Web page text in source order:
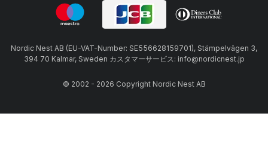
Nordic Nest AB (EU-VAT-Number: SE556628159701), Stämpelvägen 3,
394 70 Kalmar, Sweden カスタマーサービス: info@nordicnest.jp
© 2002 - 2026 Copyright Nordic Nest AB